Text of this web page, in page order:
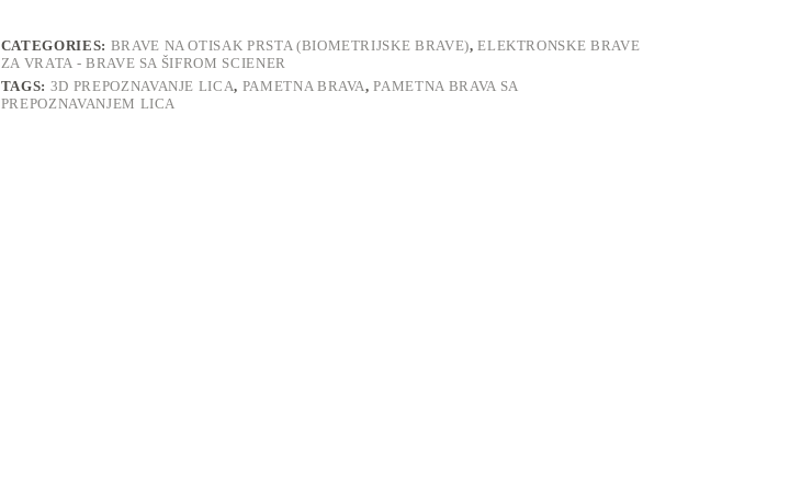
CATEGORIES: BRAVE NA OTISAK PRSTA (BIOMETRIJSKE BRAVE),ELEKTRONSKE BRAVE
ZA VRATA - BRAVE SA ŠIFROM SCIENER
TAGS: 3D PREPOZNAVANJE LICA, PAMETNA BRAVA,PAMETNA BRAVA SA
PREPOZNAVANJEM LICA